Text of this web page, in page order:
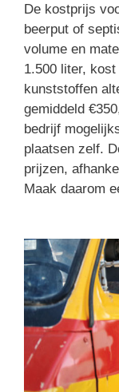
De kostprijs
beerput of
volume en
1.500 liter,
kunststoffen
gemiddeld
bedrijf
plaatsen zelf.
prijzen,
Maak daarom